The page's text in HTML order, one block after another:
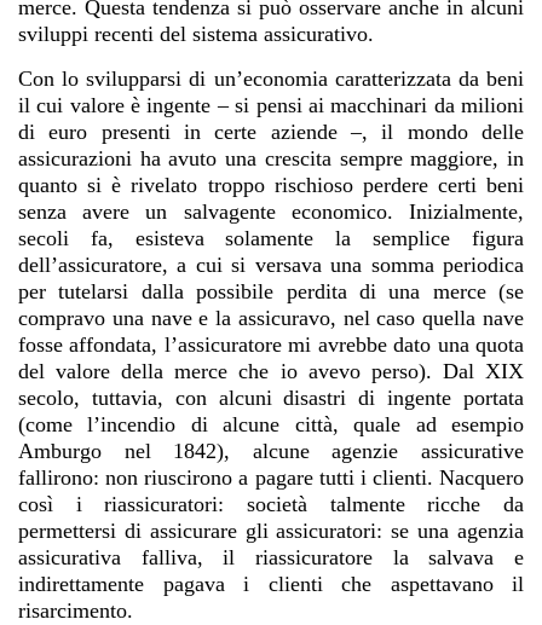
merce. Questa tendenza si può osservare anche in alcuni
sviluppi recenti del sistema assicurativo.
Con lo svilupparsi di un’economia caratterizzata da beni
il cui valore è ingente – si pensi ai macchinari da milioni
di euro presenti in certe aziende –, il mondo delle
assicurazioni ha avuto una crescita sempre maggiore, in
quanto si è rivelato troppo rischioso perdere certi beni
senza avere un salvagente economico. Inizialmente,
secoli fa, esisteva solamente la semplice figura
dell’assicuratore, a cui si versava una somma periodica
per tutelarsi dalla possibile perdita di una merce (se
compravo una nave e la assicuravo, nel caso quella nave
fosse affondata, l’assicuratore mi avrebbe dato una quota
del valore della merce che io avevo perso). Dal XIX
secolo, tuttavia, con alcuni disastri di ingente portata
(come l’incendio di alcune città, quale ad esempio
Amburgo nel 1842), alcune agenzie assicurative
fallirono: non riuscirono a pagare tutti i clienti. Nacquero
così i riassicuratori: società talmente ricche da
permettersi di assicurare gli assicuratori: se una agenzia
assicurativa falliva, il riassicuratore la salvava e
indirettamente pagava i clienti che aspettavano il
risarcimento.